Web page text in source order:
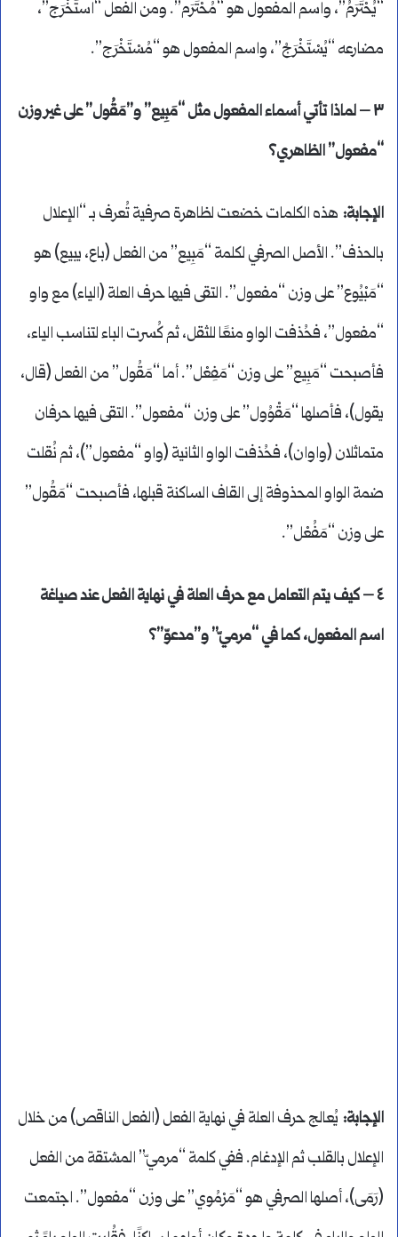
“يُحْتَرَمُ”، واسم المفعول هو “مُحْتَرَم”. ومن الفعل “استَخْرَجَ”،
مضارعه “يُسْتَخْرَجُ”، واسم المفعول هو “مُسْتَخْرَج”.
٣ – لماذا تأتي أسماء المفعول مثل “مَبِيع” و”مَقُول” على غير وزن
“مفعول” الظاهري؟
الإجابة: هذه الكلمات خضعت لظاهرة صرفية تُعرف بـ “الإعلال
بالحذف”. الأصل الصرفي لكلمة “مَبِيع” من الفعل (باع، يبيع) هو
“مَبْيُوع” على وزن “مفعول”. التقى فيها حرف العلة (الياء) مع واو
“مفعول”، فحُذفت الواو منعًا للثقل، ثم كُسرت الباء لتناسب الياء،
فأصبحت “مَبِيع” على وزن “مَفِعْل”. أما “مَقُول” من الفعل (قال،
يقول)، فأصلها “مَقْوُول” على وزن “مفعول”. التقى فيها حرفان
متماثلان (واوان)، فحُذفت الواو الثانية (واو “مفعول”)، ثم نُقلت
ضمة الواو المحذوفة إلى القاف الساكنة قبلها، فأصبحت “مَقُول”
على وزن “مَفُعْل”.
٤ – كيف يتم التعامل مع حرف العلة في نهاية الفعل عند صياغة
اسم المفعول، كما في “مرميّ” و”مدعوّ”؟
الإجابة: يُعالج حرف العلة في نهاية الفعل (الفعل الناقص) من خلال
الإعلال بالقلب ثم الإدغام. ففي كلمة “مرميّ” المشتقة من الفعل
(رَمَى)، أصلها الصرفي هو “مَرْمُوي” على وزن “مفعول”. اجتمعت